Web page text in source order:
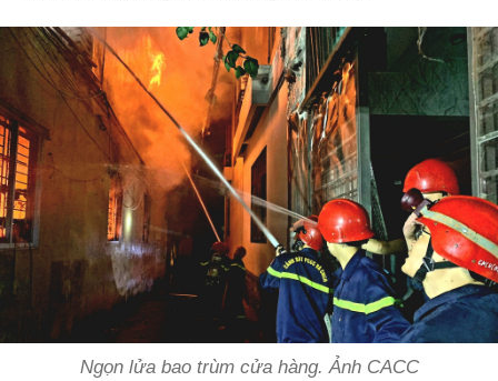
Ngọn lửa bao trùm cửa hàng. Ảnh CACC